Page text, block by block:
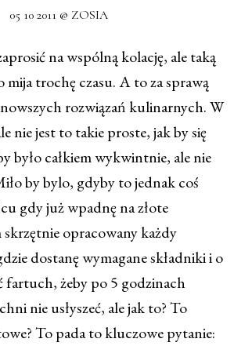
05 10 2011 @ ZOSIA
na wspólną kolację, ale taką
trochę czasu. A to za sprawą
rozwiązań kulinarnych. W
nie jest to takie proste, jak by się
było całkiem wykwintnie, ale nie
by bylo, gdyby to jednak coś
gdy już wpadnę na złote
skrzętnie opracowany każdy
dostanę wymagane składniki i o
fartuch, żeby po 5 godzinach
nie usłyszeć, ale jak to? To
To pada to kluczowe pytanie: